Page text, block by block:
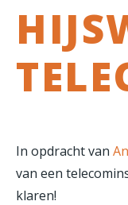
In opdracht van
van een
klaren!